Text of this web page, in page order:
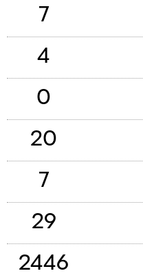
7
4
0
20
7
29
2446